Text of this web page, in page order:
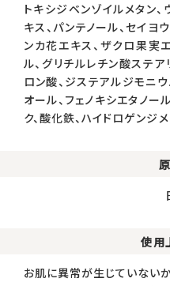
トキシジベンゾイルメタン
キス、パンテノール、セイヨ
ンカ花エキス、ザクロ果実
ル、グリチルレチン酸ステア
ロン酸、ジステアルジモニ
オール、フェノキシエタノー
ク、酸化鉄、ハイドロゲンジ
使用
お肌に異常が生じていないか